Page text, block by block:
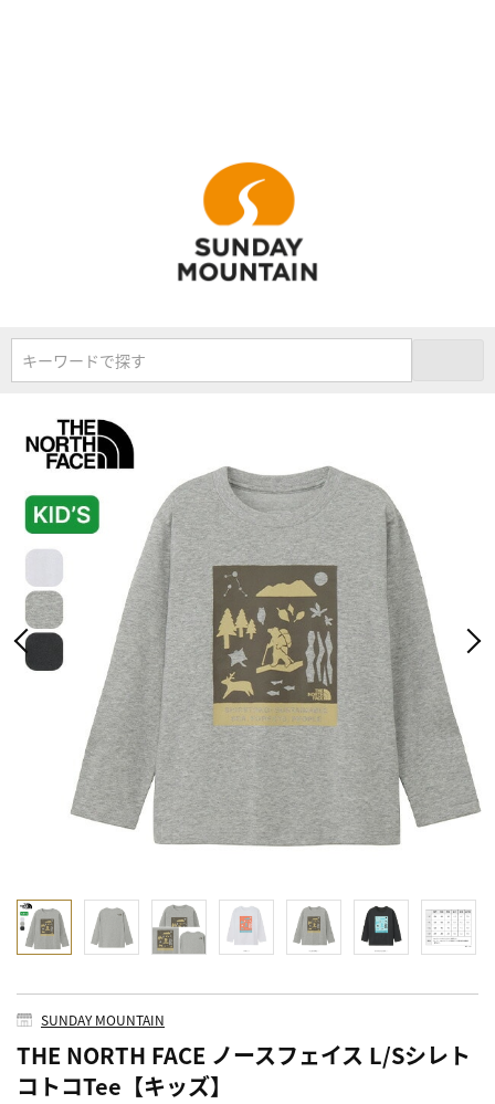
キーワードで探す
SUNDAY MOUNTAIN
THE NORTH FACE ノースフェイス L/Sシレト
コトコTee【キッズ】